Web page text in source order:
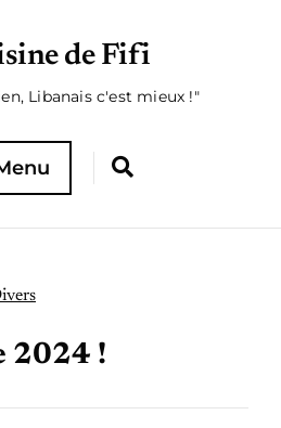
de Fifi
Libanais c'est mieux !"
2024 !